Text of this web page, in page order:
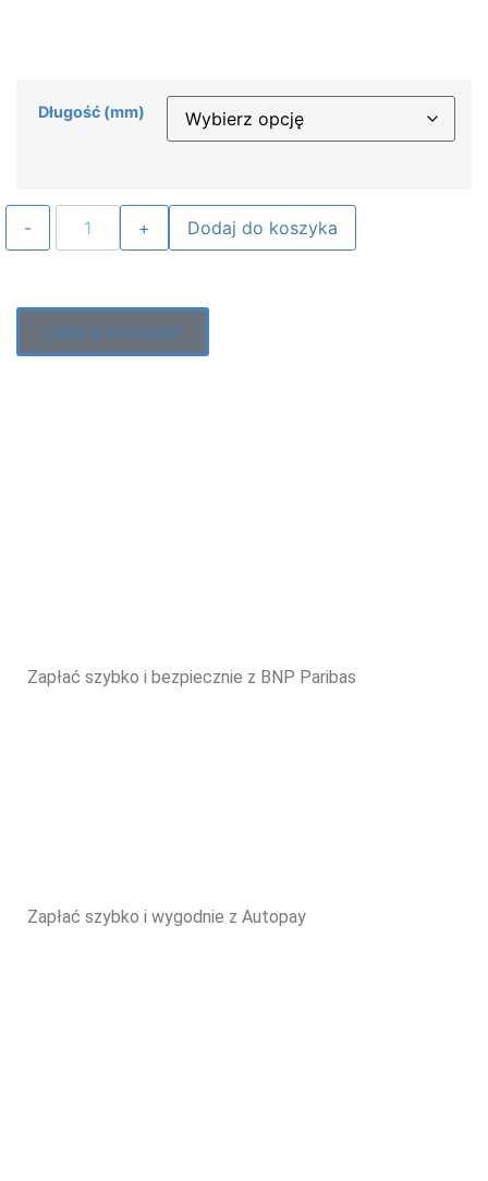
Długość (mm)
Dodaj do koszyka
Zapytaj o produkt
Zapłać szybko i bezpiecznie z BNP Paribas
Zapłać szybko i wygodnie z Autopay